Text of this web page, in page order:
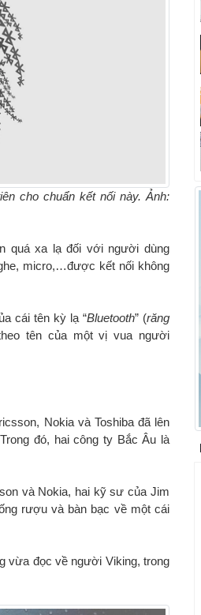
cho chuẩn kết nối này. Ảnh:
quá xa lạ đối với người dùng
micro,…được kết nối không
cái tên kỳ lạ “Bluetooth” (răng
tên của một vị vua người
Nokia và Toshiba đã lên
đó, hai công ty Bắc Âu là
và Nokia, hai kỹ sư của Jim
rượu và bàn bạc về một cái
vừa đọc về người Viking, trong